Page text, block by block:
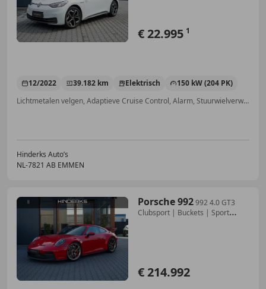
€ 22.995 1
12/2022 39.182 km Elektrisch
150 kW (204 PK)
Lichtmetalen velgen, Adaptieve Cruise Control, Alarm, Stuurwielverwarming, Sfeerverlichting, Inductieladen voor smartphones, Sportonderstel, Stoelverwarming
Hinderks Auto’s
NL-7821 AB EMMEN
Porsche 992992 4.0 GT3
Clubsport | Buckets | Sport
€ 214.992